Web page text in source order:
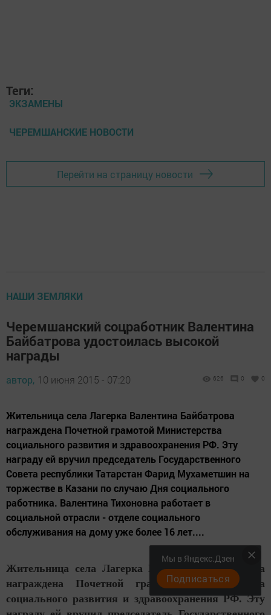
Теги:
ЭКЗАМЕНЫ
ЧЕРЕМШАНСКИЕ НОВОСТИ
Перейти на страницу новости
НАШИ ЗЕМЛЯКИ
Черемшанский соцработник Валентина
Байбатрова удостоилась высокой
награды
автор, 10 июня 2015 - 07:20 626 0 0
Жительница села Лагерка Валентина Байбатрова
награждена Почетной грамотой Министерства
социального развития и здравоохранения РФ. Эту
награду ей вручил председатель Государственного
Совета республики Татарстан Фарид Мухаметшин на
торжестве в Казани по случаю Дня социального
работника. Валентина Тихоновна работает в
социальной отрасли - отделе социального
обслуживания на дому уже более 16 лет....
Жительница села Лагерка Валентина Байбатрова
награждена Почетной грамотой Министерства
социального развития и здравоохранения РФ. Эту
Мы в Яндекс.Дзен
Подписаться